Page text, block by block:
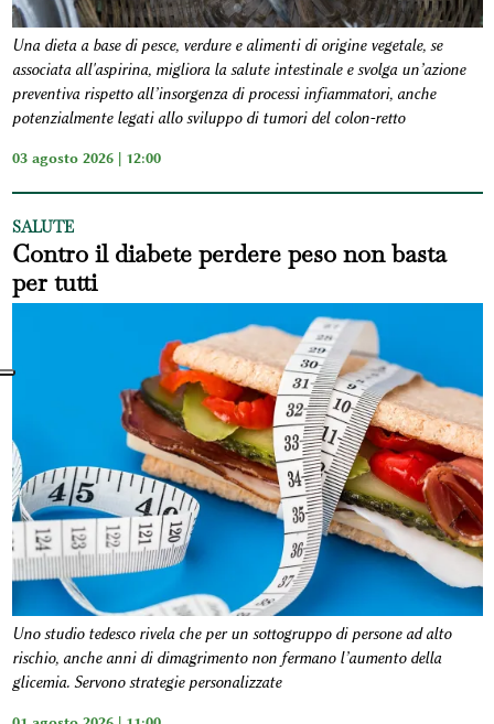
Una dieta a base di pesce, verdure e alimenti di origine vegetale, se
associata all'aspirina, migliora la salute intestinale e svolga un’azione
preventiva rispetto all’insorgenza di processi infiammatori, anche
potenzialmente legati allo sviluppo di tumori del colon-retto
03 agosto 2026 | 12:00
SALUTE
Contro il diabete perdere peso non basta
per tutti
Uno studio tedesco rivela che per un sottogruppo di persone ad alto
rischio, anche anni di dimagrimento non fermano l’aumento della
glicemia. Servono strategie personalizzate